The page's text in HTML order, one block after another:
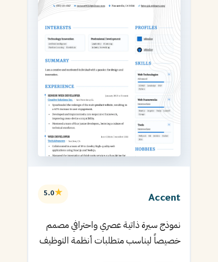
Accent
★
5.0
نموذج سيرة ذاتية عصري واحترافي مصمم
خصيصاً ليناسب متطلبات أنظمة التوظيف